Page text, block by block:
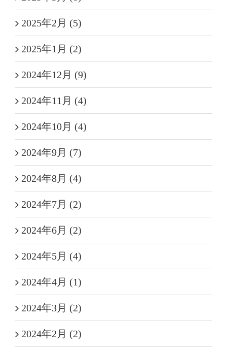
2025年2月 (5)
2025年1月 (2)
2024年12月 (9)
2024年11月 (4)
2024年10月 (4)
2024年9月 (7)
2024年8月 (4)
2024年7月 (2)
2024年6月 (2)
2024年5月 (4)
2024年4月 (1)
2024年3月 (2)
2024年2月 (2)